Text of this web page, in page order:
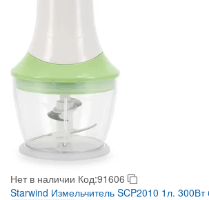
Нет в наличии Код:91606
Starwind Измельчитель SCP2010 1л.